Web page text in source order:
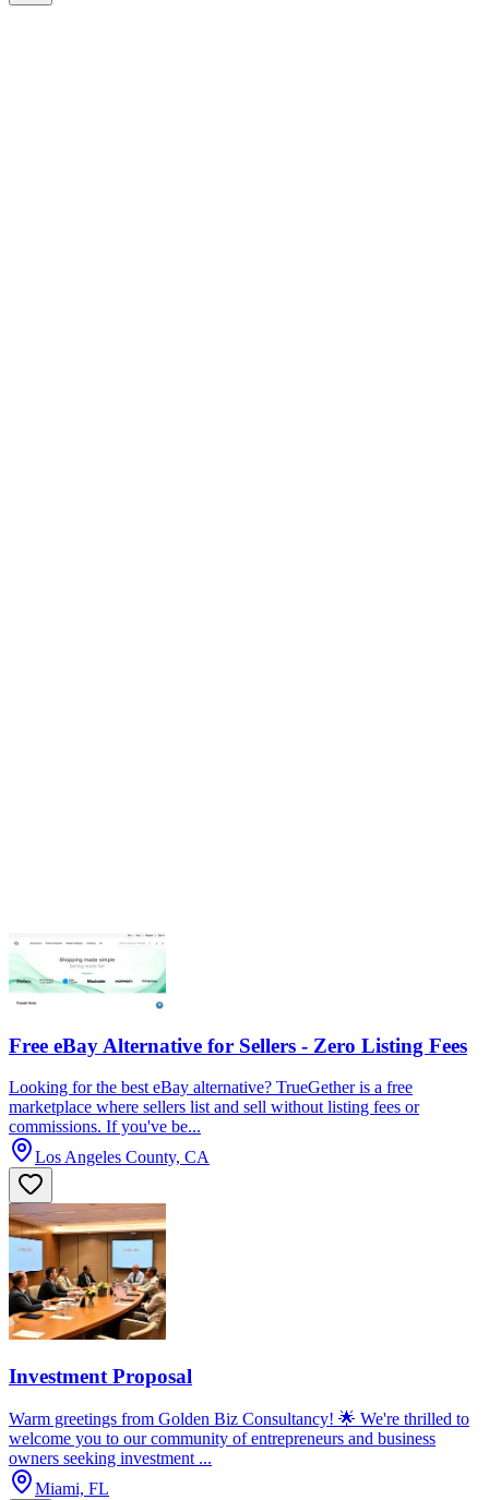
Free eBay Alternative for Sellers - Zero Listing Fees
Looking for the best eBay alternative? TrueGether is a free
marketplace where sellers list and sell without listing fees or
commissions. If you've be...
Los Angeles County, CA
Investment Proposal
Warm greetings from Golden Biz Consultancy! 🌟 We're thrilled to
welcome you to our community of entrepreneurs and business
owners seeking investment ...
Miami, FL